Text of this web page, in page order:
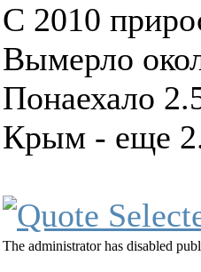
С 2010
Вымерло
Понаехало
Крым - еще
The administrator has disabled